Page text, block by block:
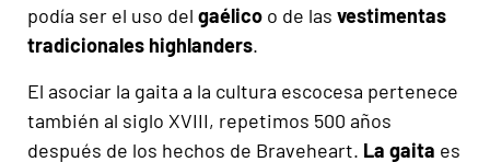
podía ser el uso del gaélico o de las vestimentas
tradicionales highlanders.
El asociar la gaita a la cultura escocesa pertenece
también al siglo XVIII, repetimos 500 años
después de los hechos de Braveheart. La gaita es